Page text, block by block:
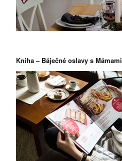
Kniha – Báječné oslavy s Mámami